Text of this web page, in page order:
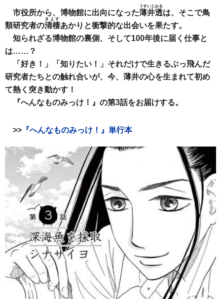
市役所から、博物館に出向になった薄井透
うすいとおる
は、そこで鳥
類研究者の清棲
きよす
あかりと衝撃的な出会いを果たす。
知られざる博物館の裏側、そして100年後に届く仕事と
は……？
「好き！」「知りたい！」それだけで生きるぶっ飛んだ
研究者たちとの触れ合いが、今、薄井の心を生まれて初め
て熱く突き動かす！
『へんなものみっけ！』の第3話をお届けする。
>> 『へんなものみっけ！』単行本